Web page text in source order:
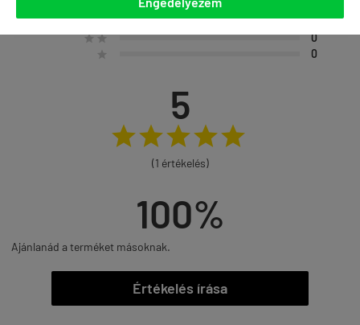
 0
 0
 0
5

(1 értékelés)
100%
Ajánlanád a terméket másoknak.
Értékelés írása